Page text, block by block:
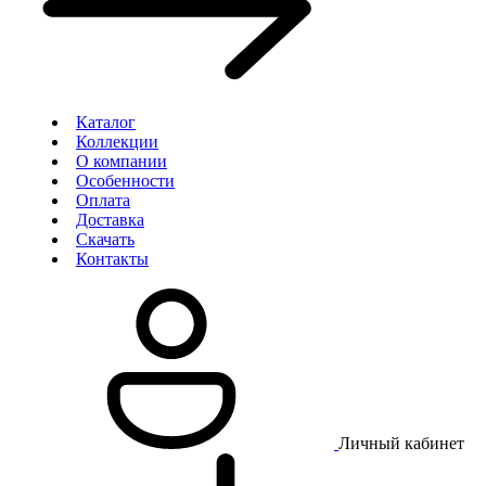
Каталог
Коллекции
О компании
Особенности
Оплата
Доставка
Скачать
Контакты
Личный кабинет